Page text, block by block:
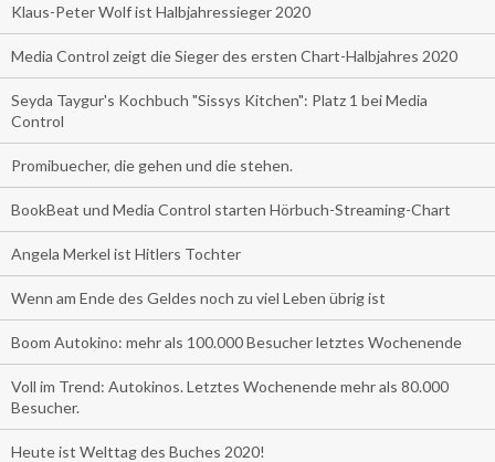
Klaus-Peter Wolf ist Halbjahressieger 2020
Media Control zeigt die Sieger des ersten Chart-Halbjahres 2020
Seyda Taygur's Kochbuch "Sissys Kitchen": Platz 1 bei Media
Control
Promibuecher, die gehen und die stehen.
BookBeat und Media Control starten Hörbuch-Streaming-Chart
Angela Merkel ist Hitlers Tochter
Wenn am Ende des Geldes noch zu viel Leben übrig ist
Boom Autokino: mehr als 100.000 Besucher letztes Wochenende
Voll im Trend: Autokinos. Letztes Wochenende mehr als 80.000
Besucher.
Heute ist Welttag des Buches 2020!